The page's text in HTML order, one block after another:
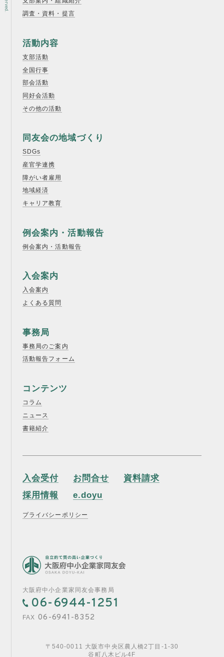
調査・資料・提言
活動内容
支部活動
全国行事
部会活動
同好会活動
その他の活動
同友会の地域づくり
SDGs
産官学連携
障がい者雇用
地域経済
キャリア教育
例会案内・活動報告
例会案内・活動報告
入会案内
入会案内
よくある質問
事務局
事務局のご案内
活動報告フォーム
コンテンツ
コラム
ニュース
書籍紹介
入会受付 お問合せ
資料請求
採用情報
e.doyu
プライバシーポリシー
大阪府中小企業家同友会事務局
06-6944-1251
FAX 06-6941-8352
〒540-0011 大阪市中央区農人橋2丁目-1-30
谷町八木ビル4F